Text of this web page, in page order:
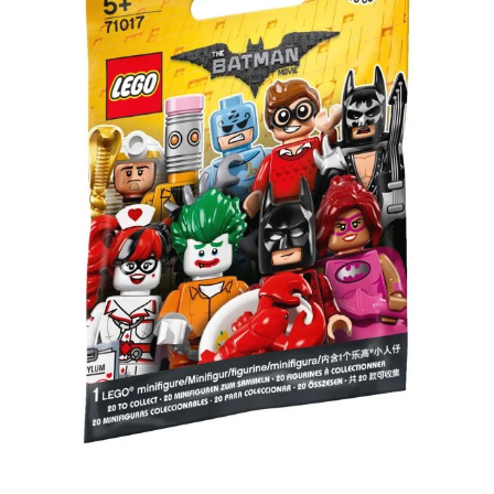
zu entdecken, die Fans jeden Alters begeistern. Zum Produkt: - AT-TE Walker
(75337): Diese LEGO® Star Wars™ Version des AT-TE Walkers aus Star Wars: Die
Rache der Sith ist ein detailgetreues Bauspielzeug, mit dem Kinder die Schlacht
von Utapau nachstellen können - 5 LEGO® Minifiguren und 3 LEGO Droiden:
Kommandant Cody, ein Klon-Kanonier und 3 Klonsoldaten des 212.
Angriffsbataillons sowie 3 Kampfdroiden und ein baubarer Zwergspinnendroide -
Zum Spielen gedacht: Der AT-TE verfügt über bewegliche Beine und einen
ausziehbaren Griff. An dem Griff kann man das Modell aufheben und
transportieren. Das Cockpit lässt sich abnehmen, und die 2 Kabinen für die
Klonsoldaten sind gut zugänglich - Spielfunktionen: Die schwere Blaster-Kanone
mit 2 Shootern lässt sich um 360 Grad drehen und hochschwenken und verfügt
über einen Sitz für den Klon-Kanonier. Auch 6 weitere Blaster-Kanonen und 2
Thermaldetonatoren sind enthalten - Geschenkidee für Kinder ab 9 Jahren:
Dieses 1.082-teilige Bau- und Spielset ist ein tolles Geburtstags- oder
Weihnachtsgeschenk für jeden Fan von Star Wars: Die Rache der Sith sowie für
Sammler der LEGO® Star Wars™ Sets - Gemeinsames Bauvergnügen: Kinder
können den AT-TE Walker auch zusammen mit ihren Freunden, Geschwistern oder
Eltern bauen. Das Modell ist 19 cm hoch, 44 cm lang und 24 cm breit - Bauprojekt
mit App-Unterstützung: Neben der beiliegenden Schritt-für-Schritt-Bildanleitung
ist in der LEGO® Building Instructions App auch eine digitale Anleitung mit
interaktiven Ansichtsfunktionen verfügbar - Vergnügen für Fans jeden Alters:
LEGO® Star Wars™ Bausets lassen Kinder und erwachsene Fans ihre
Lieblingsfilmszenen nachstellen, originelle eigene Abenteuer darstellen oder die
gebauten Modelle einfach nur ausstellen - Garantierte Qualität: LEGO® Steine
und Teile erfüllen strenge Qualitätsstandards, damit sie kompatibel sind und sich
zu robusten Modellen zusammenstecken lassen - Sicherheit hat Vorrang: LEGO®
Elemente werden gründlich geprüft, damit sie strengsten globalen
Sicherheitsstandards entsprechen Hinweis: Altersempfehlung: ab 9+ Jahren Teile:
1082 Sicherheitshinweis: ACHTUNG! Erstickungsgefahr. Verschluckbare Kleinteile.